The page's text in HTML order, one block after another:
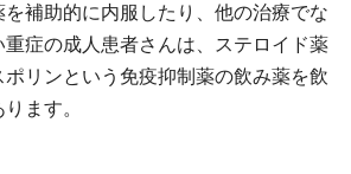
補助的に内服したり、他の治療でな
症の成人患者さんは、ステロイド薬
リンという免疫抑制薬の飲み薬を飲
ます。